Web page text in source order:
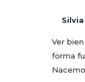
Ver
forma